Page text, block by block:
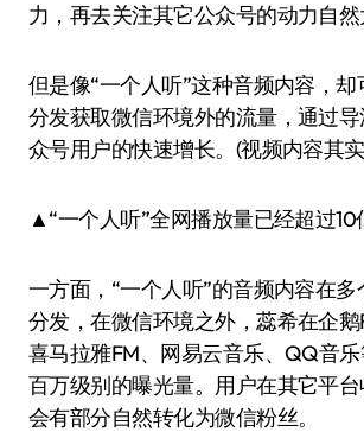
力，再去关注其它公众号的动力自然
但是像“一个人听”这种音频内容，
分发获取微信环境外的流量，通过
众号用户的快速增长。(视频内容其
▲“一个人听”全网播放量已经超过10
一方面，“一个人听”的音频内容在
分发，在微信环境之外，蕊希在企鹅
喜马拉雅FM、网易云音乐、QQ音
百万级别的曝光量。用户在其它平
会有部分自然转化为微信粉丝。